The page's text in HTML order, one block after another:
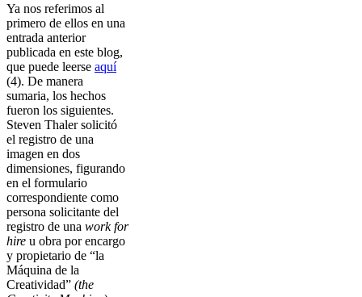
Ya nos referimos al
primero de ellos en una
entrada anterior
publicada en este blog,
que puede leerse aquí
(4). De manera
sumaria, los hechos
fueron los siguientes.
Steven Thaler solicitó
el registro de una
imagen en dos
dimensiones, figurando
en el formulario
correspondiente como
persona solicitante del
registro de una work for
hire u obra por encargo
y propietario de “la
Máquina de la
Creatividad” (the